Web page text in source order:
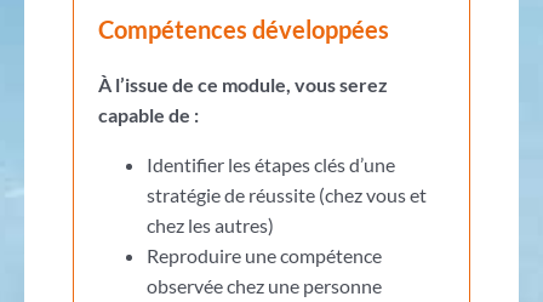
Compétences développées
À l’issue de ce module, vous serez
capable de :
Identifier les étapes clés d’une
stratégie de réussite (chez vous et
chez les autres)
Reproduire une compétence
observée chez une personne